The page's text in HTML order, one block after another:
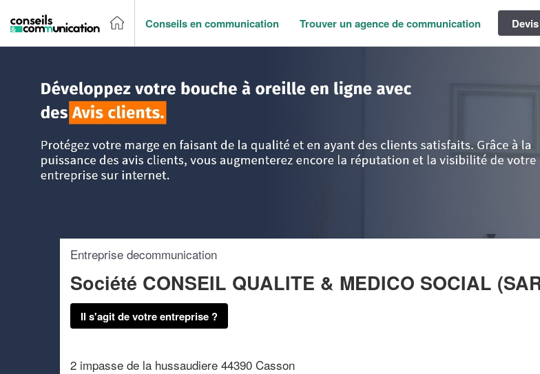
Conseils en communication Trouver un agence de communication
Entreprise decommunication
Société CONSEIL QUALITE & MEDICO SOCIAL
Il s'agit de votre entreprise ?
2 impasse de la hussaudiere 44390 Casson